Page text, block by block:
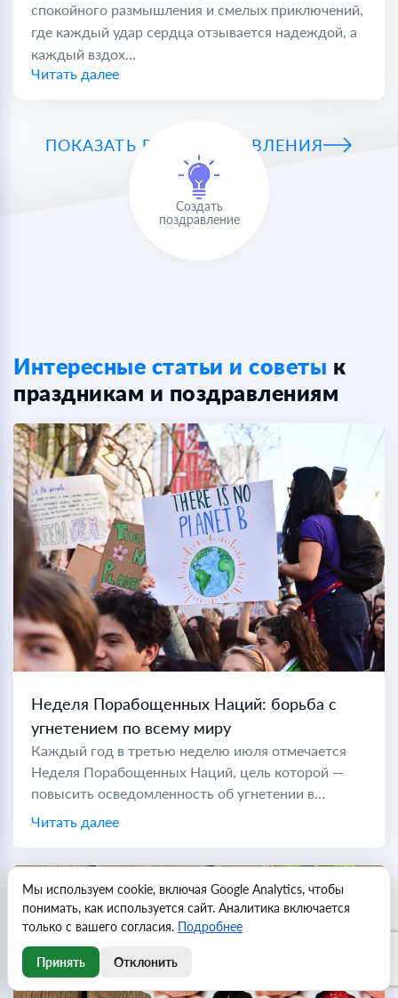
спокойного размышления и смелых приключений,
где каждый удар сердца отзывается надеждой, а
каждый вздох...
Читать далее
ПОКАЗАТЬ ВСЕ ПОЗДРАВЛЕНИЯ
Создать
поздравление
Интересные статьи и советы к
праздникам и поздравлениям
Неделя Порабощенных Наций: борьба с
угнетением по всему миру
Каждый год в третью неделю июля отмечается
Неделя Порабощенных Наций, цель которой —
повысить осведомленность об угнетении в
коммунистических странах по всему миру. Во
время холодной войны "порабощенной нацией"
Читать далее
Мы используем cookie, включая Google Analytics, чтобы
понимать, как используется сайт. Аналитика включается
только с вашего согласия. Подробнее
Принять Отклонить